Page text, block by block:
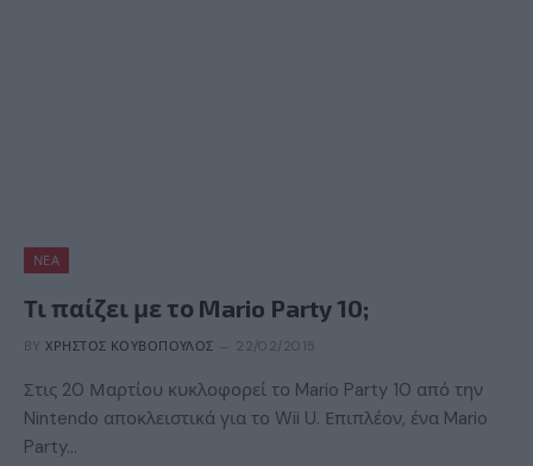
ΝΈΑ
Τι παίζει με το Mario Party 10;
BY ΧΡΉΣΤΟΣ ΚΟΥΒΌΠΟΥΛΟΣ 22/02/2015
Στις 20 Μαρτίου κυκλοφορεί το Mario Party 10 από την
Nintendo αποκλειστικά για το Wii U. Επιπλέον, ένα Mario
Party…